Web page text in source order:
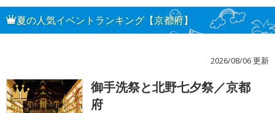
夏の人気イベントランキング【京都府】
2026/08/06 更新
1
御手洗祭と北野七夕祭／京都
府